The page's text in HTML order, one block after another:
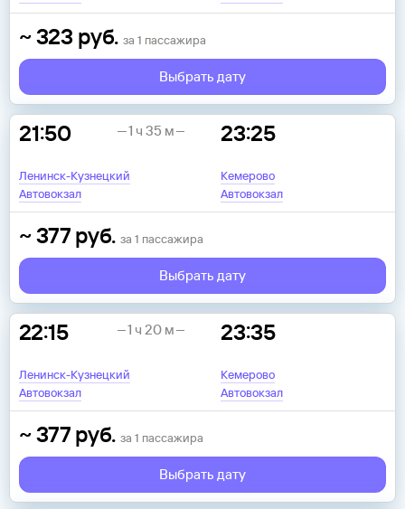
~323 руб. за 1 пассажира
Выбрать дату
21:50
Ленинск-Кузнецкий
Автовокзал
23:25
Кемерово
Автовокзал
1 ч 35 м
~377 руб. за 1 пассажира
Выбрать дату
22:15
Ленинск-Кузнецкий
Автовокзал
23:35
Кемерово
Автовокзал
1 ч 20 м
~377 руб. за 1 пассажира
Выбрать дату